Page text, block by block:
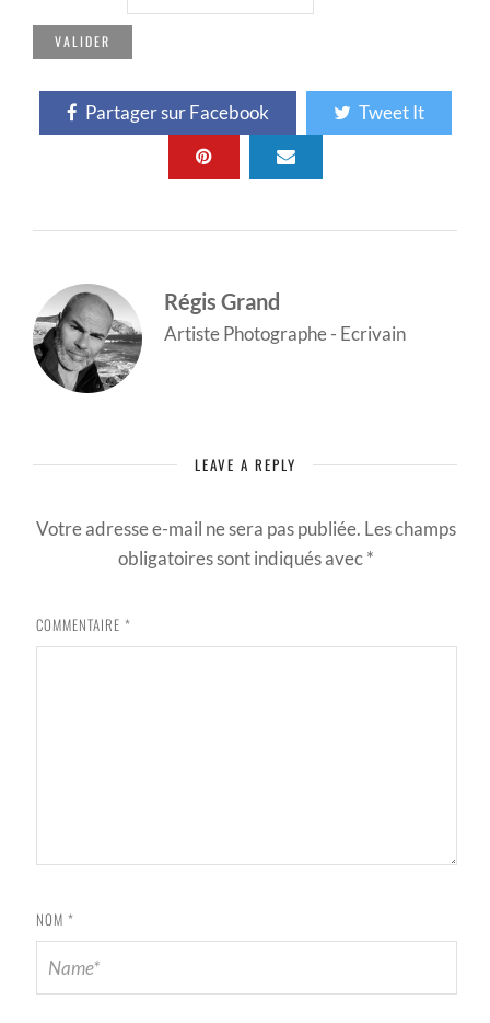
Partager sur Facebook Tweet It
Régis Grand
Artiste Photographe - Ecrivain
LEAVE A REPLY
Votre adresse e-mail ne sera pas publiée. Les champs
obligatoires sont indiqués avec*
COMMENTAIRE *
NOM *